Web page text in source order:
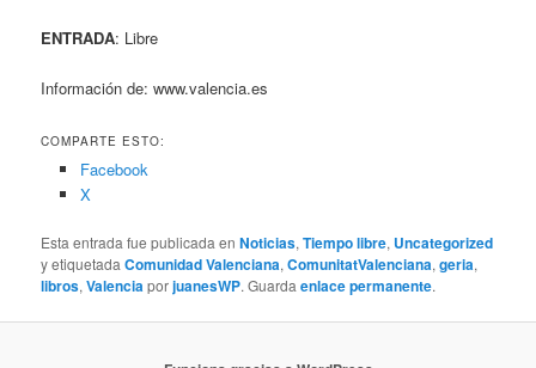
ENTRADA: Libre
Información de: www.valencia.es
COMPARTE ESTO:
Facebook
X
Esta entrada fue publicada enNoticias,Tiempo libre, Uncategorized
y etiquetadaComunidad Valenciana,ComunitatValenciana,geria,
libros,ValenciaporjuanesWP. Guardaenlace permanente.